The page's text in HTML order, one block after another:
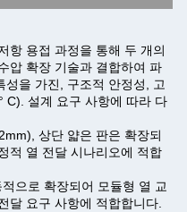
항 용접 과정을 통해 두 개의
압 확장 기술과 결합하여 파
을 가진, 구조적 안정성, 고
C). 설계 요구 사항에 따라 다
상단 얇은 판은 확장되
적 열 전달 시나리오에 적합
으로 확장되어 모듈형 열 교
달 요구 사항에 적합합니다.